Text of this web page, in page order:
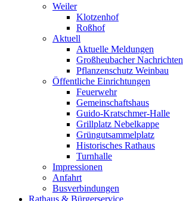
Weiler
Klotzenhof
Roßhof
Aktuell
Aktuelle Meldungen
Großheubacher Nachrichten
Pflanzenschutz Weinbau
Öffentliche Einrichtungen
Feuerwehr
Gemeinschaftshaus
Guido-Kratschmer-Halle
Grillplatz Nebelkappe
Grüngutsammelplatz
Historisches Rathaus
Turnhalle
Impressionen
Anfahrt
Busverbindungen
Rathaus & Bürgerservice